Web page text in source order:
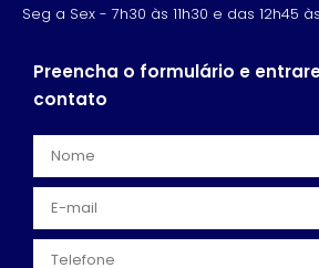
Seg a Sex - 7h30 às 11h30 e das 12h45
Preencha o formulário e
contato